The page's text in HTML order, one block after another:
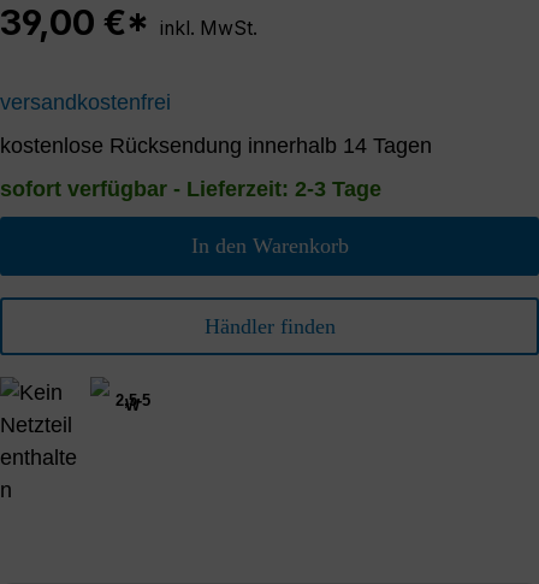
39,00 €* inkl. MwSt.
versandkostenfrei
kostenlose Rücksendung innerhalb 14 Tagen
sofort verfügbar - Lieferzeit: 2-3 Tage
In den Warenkorb
Händler finden
2,5-5
W